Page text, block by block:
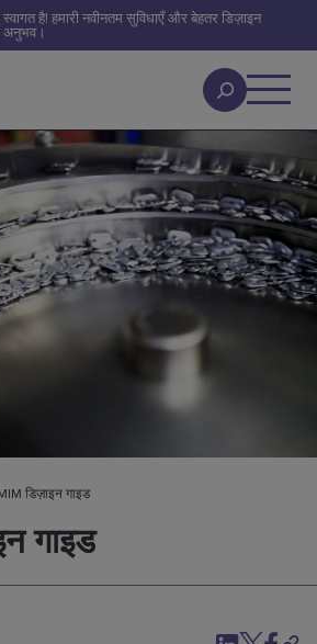
है! हमारी नवीनतम सुविधाएँ और बेहतर डिज़ाइन
अनुभव।
डिज़ाइन गाइड
गाइड